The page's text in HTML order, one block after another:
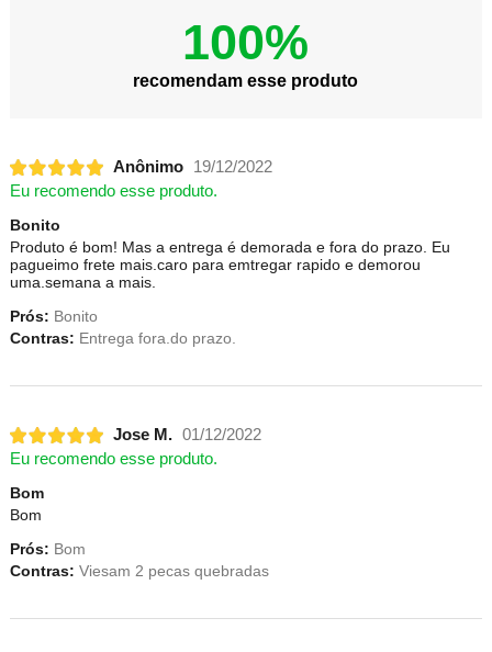
100%
recomendam esse produto
Anônimo
19/12/2022
Eu recomendo esse produto.
Bonito
Produto é bom! Mas a entrega é demorada e fora do prazo. Eu
pagueimo frete mais.caro para emtregar rapido e demorou
uma.semana a mais.
Prós: Bonito
Contras: Entrega fora.do prazo.
Jose M. 01/12/2022
Eu recomendo esse produto.
Bom
Bom
Prós: Bom
Contras: Viesam 2 pecas quebradas